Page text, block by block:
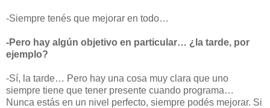
-Siempre tenés que mejorar en todo…
-Pero hay algún objetivo en particular… ¿la tarde, por
ejemplo?
-Sí, la tarde… Pero hay una cosa muy clara que uno
siempre tiene que tener presente cuando programa…
Nunca estás en un nivel perfecto, siempre podés mejorar. Si